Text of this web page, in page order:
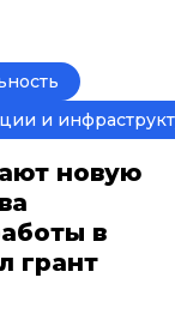
и
новую
в
грант